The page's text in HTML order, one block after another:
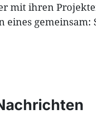
mit ihren
eines